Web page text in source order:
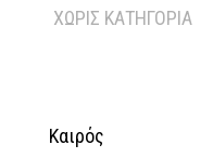
ΧΩΡΊΣ ΚΑΤΗΓΟΡΊΑ
Καιρός